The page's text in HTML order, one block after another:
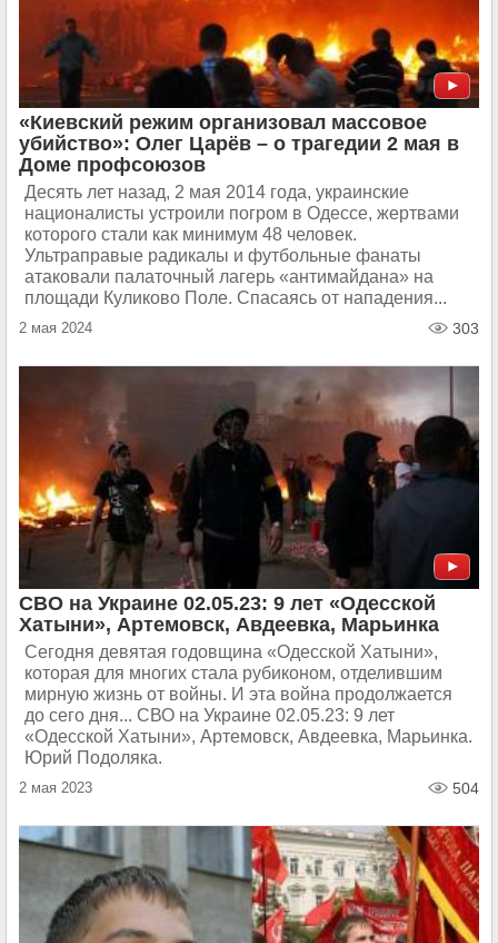
«Киевский режим организовал массовое
убийство»: Олег Царёв – о трагедии 2 мая в
Доме профсоюзов
Десять лет назад, 2 мая 2014 года, украинские
националисты устроили погром в Одессе, жертвами
которого стали как минимум 48 человек.
Ультраправые радикалы и футбольные фанаты
атаковали палаточный лагерь «антимайдана» на
площади Куликово Поле. Спасаясь от нападения...
2 мая 2024 303
СВО на Украине 02.05.23: 9 лет «Одесской
Хатыни», Артемовск, Авдеевка, Марьинка
Сегодня девятая годовщина «Одесской Хатыни»,
которая для многих стала рубиконом, отделившим
мирную жизнь от войны. И эта война продолжается
до сего дня... СВО на Украине 02.05.23: 9 лет
«Одесской Хатыни», Артемовск, Авдеевка, Марьинка.
Юрий Подоляка.
2 мая 2023 504